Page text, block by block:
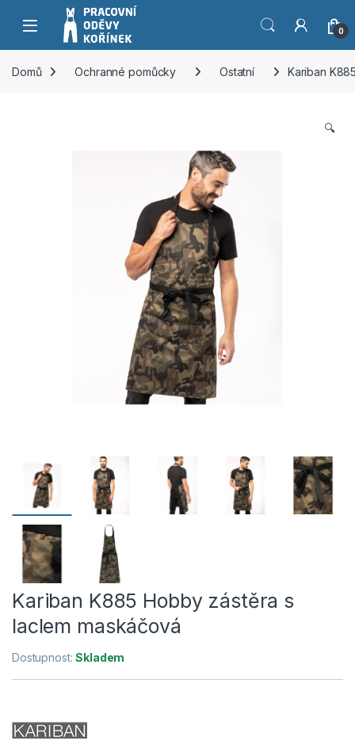
Přeskočit na navigaci
Přeskočit na obsah
0
Domů Ochranné pomůcky Ostatní Kariban
🔍
Kariban K885 Hobby zástěra s
laclem maskáčová
Dostupnost:Skladem